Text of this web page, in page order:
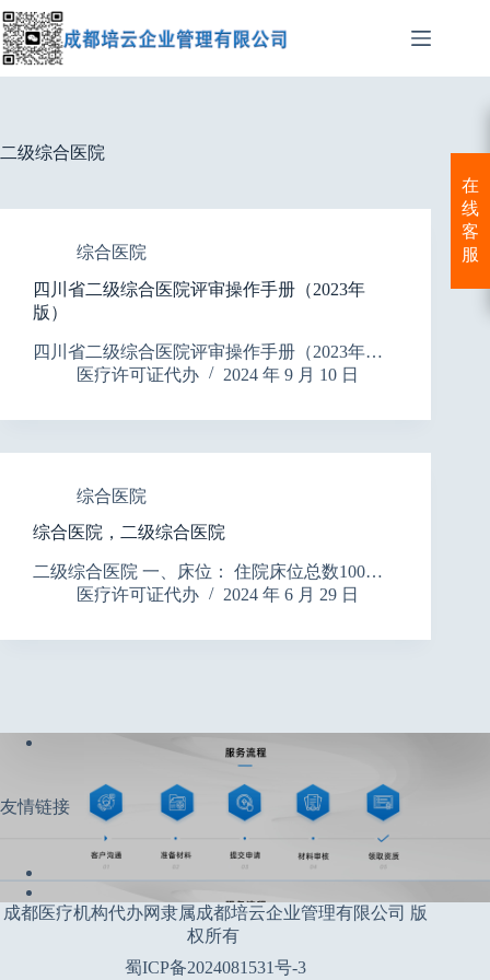
跳
至
内
容
二级综合医院
综合医院
四川省二级综合医院评审操作手册（2023年
版）
四川省二级综合医院评审操作手册（2023年…
医疗许可证代办
2024 年 9 月 10 日
综合医院
综合医院，二级综合医院
二级综合医院 一、床位： 住院床位总数100…
医疗许可证代办
2024 年 6 月 29 日
在
线
客
服
友情链接
成都医疗机构代办网隶属成都培云企业管理有限公司 版
权所有
蜀ICP备2024081531号-3